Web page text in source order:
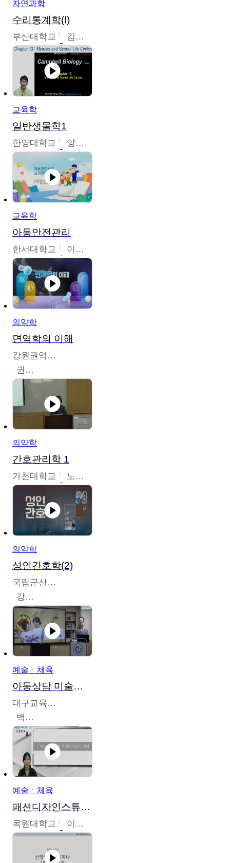
자연과학
수리통계학(I)
부산대학교 김충락
교육학
일반생물학1
한양대학교 양철수
교육학
아동안전관리
한서대학교 이태연
의약학
면역학의 이해
강원권역센터
권보인
의약학
간호관리학 1
가천대학교 노원정
의약학
성인간호학(2)
국립군산대학교
강경아
예술ㆍ체육
아동상담 미술치료
대구교육대학교
백중열
예술ㆍ체육
패션디자인스튜디오
목원대학교 이건희